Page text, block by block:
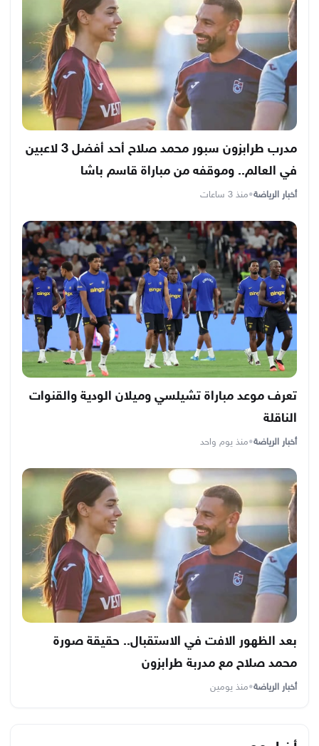
مدرب طرابزون سبور محمد صلاح أحد أفضل 3 لاعبين
في العالم.. وموقفه من مباراة قاسم باشا
أخبار الرياضة•منذ 3 ساعات
تعرف موعد مباراة تشيلسي وميلان الودية والقنوات
الناقلة
أخبار الرياضة•منذ يوم واحد
بعد الظهور الافت في الاستقبال.. حقيقة صورة
محمد صلاح مع مدربة طرابزون
أخبار الرياضة•منذ يومين